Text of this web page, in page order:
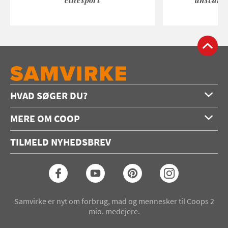
HVAD SØGER DU?
Opskrifter
Konkurrencer
Seneste Samvirke-magasin
MERE OM COOP
Annoncering
Coop medlem
TILMELD NYHEDSBREV
Samvirke er nyt om forbrug, mad og mennesker til Coops 2
mio. medejere.